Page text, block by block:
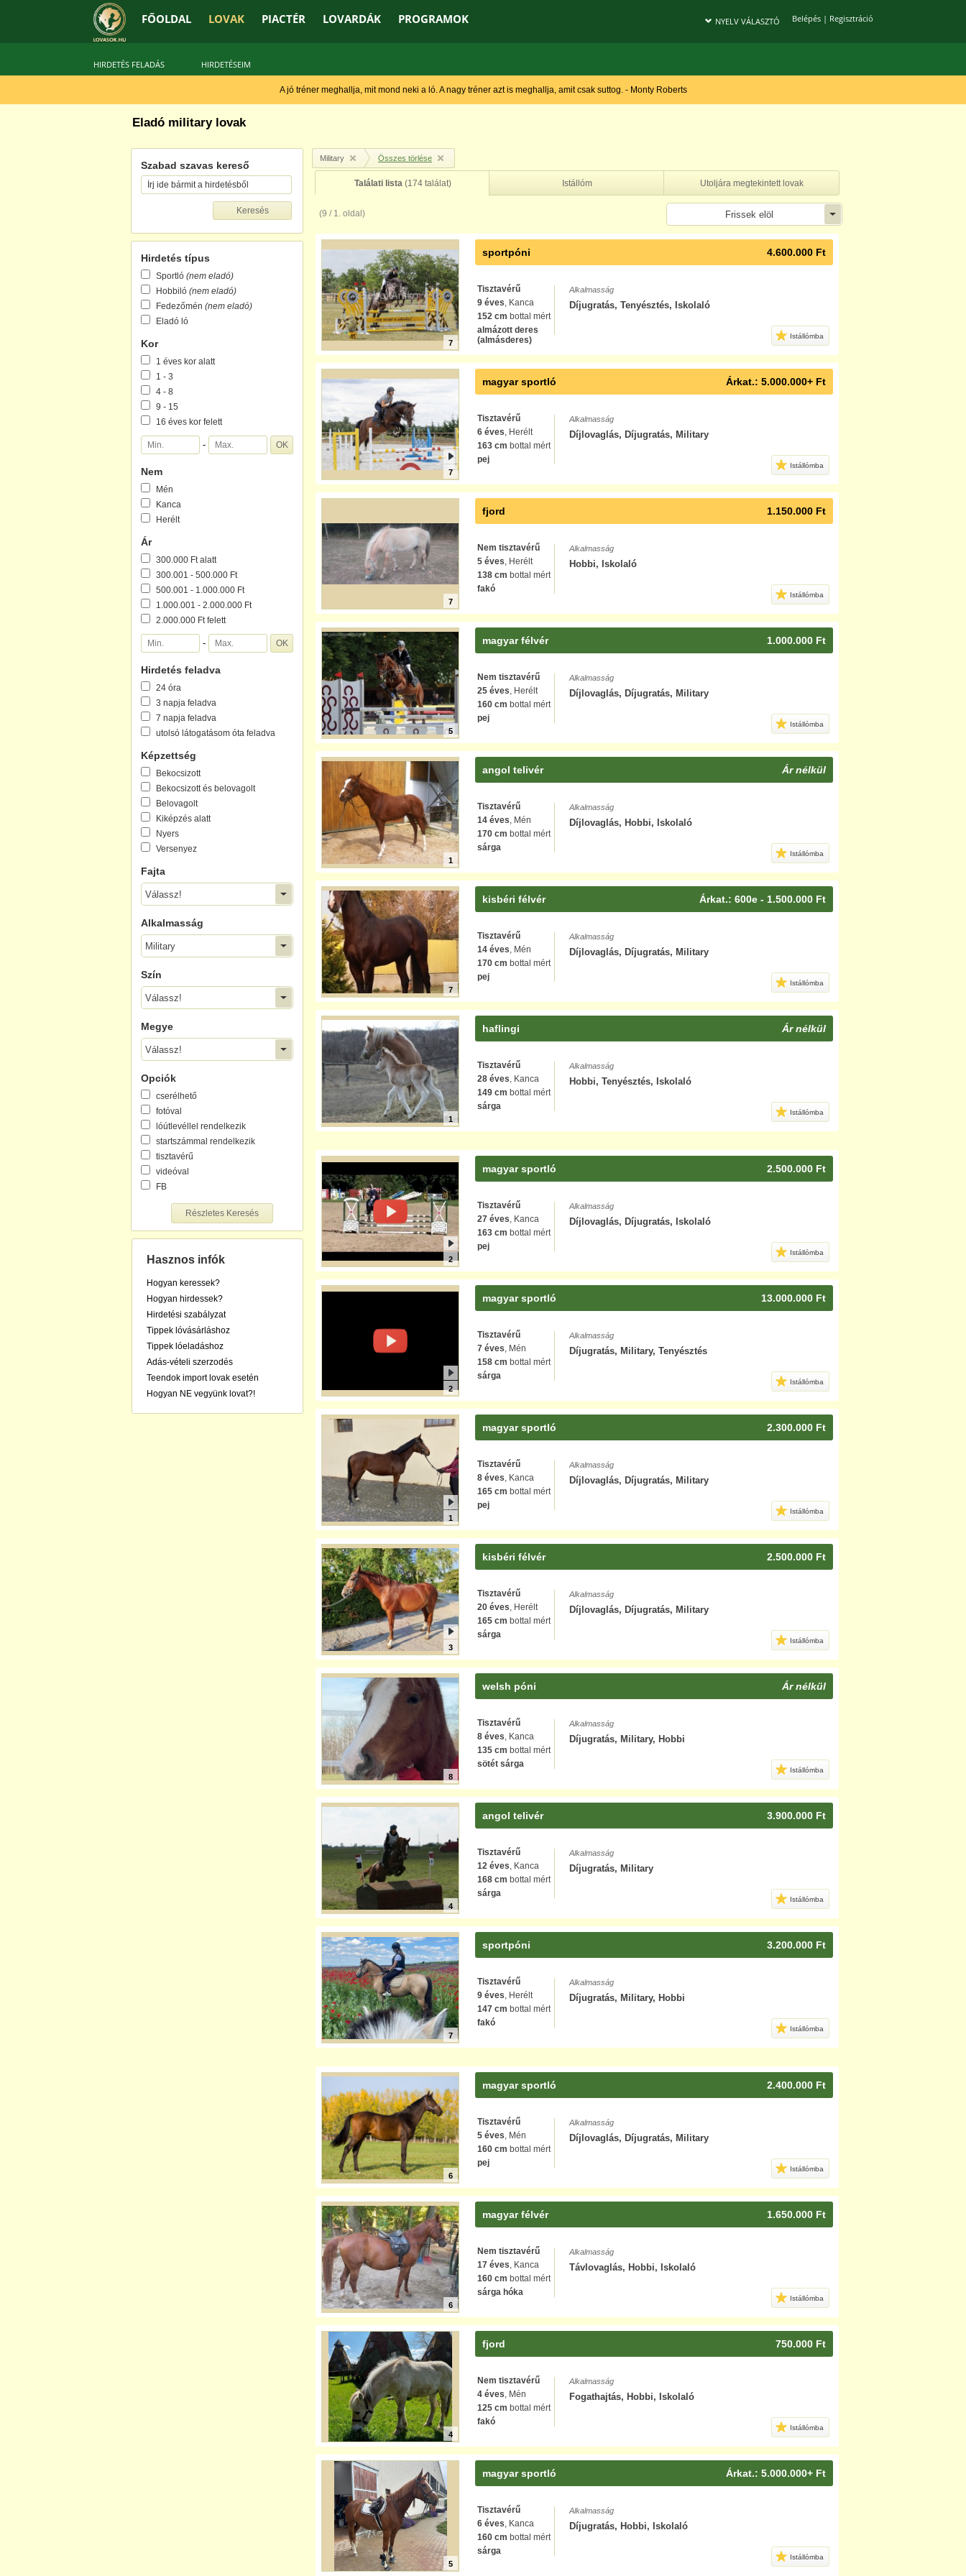
FŐOLDAL LOVAK PIACTÉR LOVARDÁK PROGRAMOK Belépés| Regisztráció
NYELV VÁLASZTÓ
HIRDETÉS FELADÁS HIRDETÉSEIM
A jó tréner meghallja, mit mond neki a ló. A nagy tréner azt is meghallja, amit csak suttog. - Monty Roberts
Eladó military lovak
Szabad szavas kereső
Hirdetés típus
Sportló (nem eladó)
Hobbiló (nem eladó)
Fedezőmén (nem eladó)
Eladó ló
Kor
1 éves kor alatt
1 - 3
4 - 8
9 - 15
16 éves kor felett
-
Nem
Mén
Kanca
Herélt
Ár
300.000 Ft alatt
300.001 - 500.000 Ft
500.001 - 1.000.000 Ft
1.000.001 - 2.000.000 Ft
2.000.000 Ft felett
-
Hirdetés feladva
24 óra
3 napja feladva
7 napja feladva
utolsó látogatásom óta feladva
Képzettség
Bekocsizott
Bekocsizott és belovagolt
Belovagolt
Kiképzés alatt
Nyers
Versenyez
Fajta
Válassz!
Alkalmasság
Military
Szín
Válassz!
Megye
Válassz!
Opciók
cserélhető
fotóval
lóútlevéllel rendelkezik
startszámmal rendelkezik
tisztavérű
videóval
FB
Részletes Keresés
Hasznos infók
Hogyan keressek?
Hogyan hirdessek?
Hirdetési szabályzat
Tippek lóvásárláshoz
Tippek lóeladáshoz
Adás-vételi szerzodés
Teendok import lovak esetén
Hogyan NE vegyünk lovat?!
Military Összes törlése
Találati lista (174 találat) Istállóm Utoljára megtekintett lovak
(9 / 1. oldal) Frissek elöl
7
sportpóni 4.600.000 Ft
Tisztavérű
9 éves, Kanca
152 cm bottal mért
almázott deres
(almásderes)
Alkalmasság
Díjugratás, Tenyésztés, Iskolaló
Istállómba
7
magyar sportló Árkat.: 5.000.000+ Ft
Tisztavérű
6 éves, Herélt
163 cm bottal mért
pej
Alkalmasság
Díjlovaglás, Díjugratás, Military
Istállómba
7
fjord 1.150.000 Ft
Nem tisztavérű
5 éves, Herélt
138 cm bottal mért
fakó
Alkalmasság
Hobbi, Iskolaló
Istállómba
5
magyar félvér 1.000.000 Ft
Nem tisztavérű
25 éves, Herélt
160 cm bottal mért
pej
Alkalmasság
Díjlovaglás, Díjugratás, Military
Istállómba
1
angol telivér Ár nélkül
Tisztavérű
14 éves, Mén
170 cm bottal mért
sárga
Alkalmasság
Díjlovaglás, Hobbi, Iskolaló
Istállómba
7
kisbéri félvér Árkat.: 600e - 1.500.000 Ft
Tisztavérű
14 éves, Mén
170 cm bottal mért
pej
Alkalmasság
Díjlovaglás, Díjugratás, Military
Istállómba
1
haflingi Ár nélkül
Tisztavérű
28 éves, Kanca
149 cm bottal mért
sárga
Alkalmasság
Hobbi, Tenyésztés, Iskolaló
Istállómba
2
magyar sportló 2.500.000 Ft
Tisztavérű
27 éves, Kanca
163 cm bottal mért
pej
Alkalmasság
Díjlovaglás, Díjugratás, Iskolaló
Istállómba
2
magyar sportló 13.000.000 Ft
Tisztavérű
7 éves, Mén
158 cm bottal mért
sárga
Alkalmasság
Díjugratás, Military, Tenyésztés
Istállómba
1
magyar sportló 2.300.000 Ft
Tisztavérű
8 éves, Kanca
165 cm bottal mért
pej
Alkalmasság
Díjlovaglás, Díjugratás, Military
Istállómba
3
kisbéri félvér 2.500.000 Ft
Tisztavérű
20 éves, Herélt
165 cm bottal mért
sárga
Alkalmasság
Díjlovaglás, Díjugratás, Military
Istállómba
8
welsh póni Ár nélkül
Tisztavérű
8 éves, Kanca
135 cm bottal mért
sötét sárga
Alkalmasság
Díjugratás, Military, Hobbi
Istállómba
4
angol telivér 3.900.000 Ft
Tisztavérű
12 éves, Kanca
168 cm bottal mért
sárga
Alkalmasság
Díjugratás, Military
Istállómba
7
sportpóni 3.200.000 Ft
Tisztavérű
9 éves, Herélt
147 cm bottal mért
fakó
Alkalmasság
Díjugratás, Military, Hobbi
Istállómba
6
magyar sportló 2.400.000 Ft
Tisztavérű
5 éves, Mén
160 cm bottal mért
pej
Alkalmasság
Díjlovaglás, Díjugratás, Military
Istállómba
6
magyar félvér 1.650.000 Ft
Nem tisztavérű
17 éves, Kanca
160 cm bottal mért
sárga hóka
Alkalmasság
Távlovaglás, Hobbi, Iskolaló
Istállómba
4
fjord 750.000 Ft
Nem tisztavérű
4 éves, Mén
125 cm bottal mért
fakó
Alkalmasság
Fogathajtás, Hobbi, Iskolaló
Istállómba
5
magyar sportló Árkat.: 5.000.000+ Ft
Tisztavérű
6 éves, Kanca
160 cm bottal mért
sárga
Alkalmasság
Díjugratás, Hobbi, Iskolaló
Istállómba